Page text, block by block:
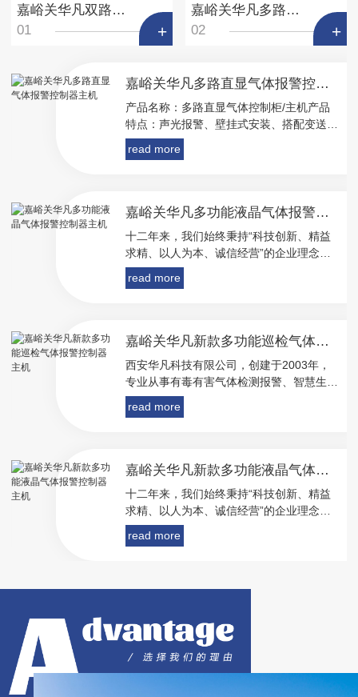
嘉峪关华凡双路气体报警控制器主机
01
嘉峪关华凡多路直显气体报警控制器主机
02
嘉峪关华凡多路直显气体报警控制器主机
产品名称：多路直显气体控制柜/主机产品
特点：声光报警、壁挂式安装、搭配变送器
使用产品售后：质保一年、**维护，**标定
检测工艺流程：
read more
嘉峪关华凡多功能液晶气体报警控制器主机
十二年来，我们始终秉持“科技创新、精益
求精、以人为本、诚信经营”的企业理念
和“有情有义有利、同心同德同赢、共创共
赢共享、互惠互助互利”的企业文化，锐意
read more
嘉峪关华凡新款多功能巡检气体报警控制器主机
西安华凡科技有限公司，创建于2003年，
专业从事有毒有害气体检测报警、智慧生活
领域产品、方案的研发及运营服务，是从研
发生产到技术服务全产业链一体化的高新技
品以其可靠的性能、贴心人性化的设计、完
评，使“华凡”...
read more
嘉峪关华凡新款多功能液晶气体报警控制器主机
十二年来，我们始终秉持“科技创新、精益
求精、以人为本、诚信经营”的企业理念
和“有情有义有利、同心同德同赢、共创共
赢共享、互惠互助互利”的企业文化，锐意
read more